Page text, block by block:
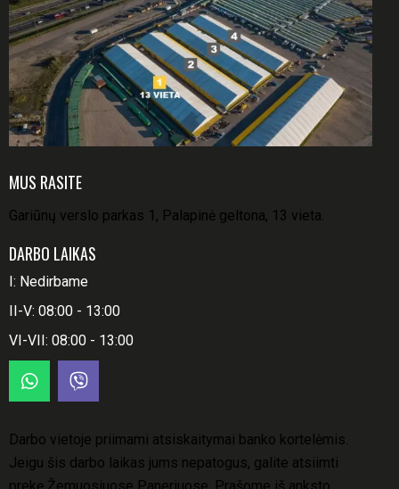
MUS RASITE
Gariūnų verslo parkas 1, Palapinė geltona, 13 vieta.
DARBO LAIKAS
I: Nedirbame
II-V: 08:00 - 13:00
VI-VII: 08:00 - 13:00
Darbo vietoje priimami atsiskaitymai banko kortelėmis.
Jeigu šis darbo laikas jums nepatogus, galite atsiimti
prekę Žemuosiuose Paneriuose. Prašome iš anksto